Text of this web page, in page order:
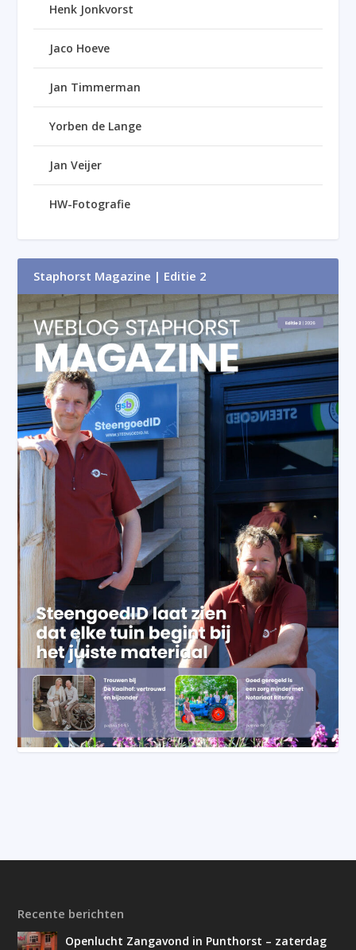
Henk Jonkvorst
Jaco Hoeve
Jan Timmerman
Yorben de Lange
Jan Veijer
HW-Fotografie
Staphorst Magazine | Editie 2
Recente berichten
Openlucht Zangavond in Punthorst – zaterdag